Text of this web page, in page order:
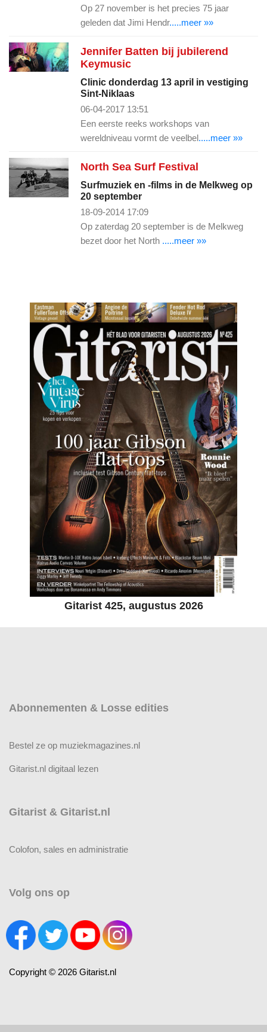
Op 27 november is het precies 75 jaar
geleden dat Jimi Hendr.....meer »»
Jennifer Batten bij jubilerend
Keymusic
Clinic donderdag 13 april in vestiging
Sint-Niklaas
06-04-2017 13:51
Een eerste reeks workshops van
wereldniveau vormt de veelbel.....meer »»
North Sea Surf Festival
Surfmuziek en -films in de Melkweg op
20 september
18-09-2014 17:09
Op zaterdag 20 september is de Melkweg
bezet door het North .....meer »»
Gitarist 425, augustus 2026
Abonnementen & Losse edities
Bestel ze op muziekmagazines.nl
Gitarist.nl digitaal lezen
Gitarist & Gitarist.nl
Colofon, sales en administratie
Volg ons op
Copyright © 2026 Gitarist.nl